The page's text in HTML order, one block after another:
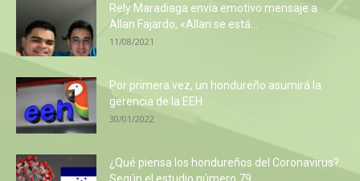
Rely Maradiaga envía emotivo mensaje a
Allan Fajardo, «Allan se está...
11/08/2021
Por primera vez, un hondureño asumirá la
gerencia de la EEH
30/01/2022
¿Qué piensa los hondureños del Coronavirus?